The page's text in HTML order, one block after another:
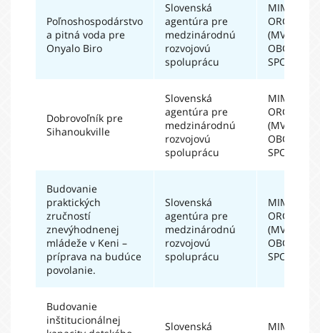
Poľnoshospodárstvo
a pitná voda pre
Onyalo Biro
Slovenská
agentúra pre
medzinárodnú
rozvojovú
spoluprácu
(MVO) A
Dobrovoľník pre
Sihanoukville
Slovenská
agentúra pre
medzinárodnú
rozvojovú
spoluprácu
(MVO) A
Budovanie
praktických
zručností
znevýhodnenej
mládeže v Keni –
príprava na budúce
povolanie.
Slovenská
agentúra pre
medzinárodnú
rozvojovú
spoluprácu
(MVO) A
Budovanie
inštitucionálnej
Slovenská